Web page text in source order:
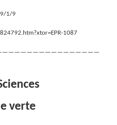
1/9
1087
verte